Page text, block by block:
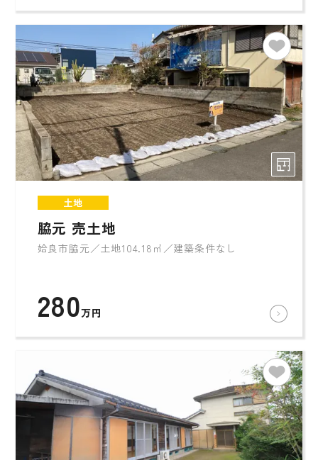
土地
脇元 売土地
姶良市脇元／土地104.18㎡／建築条件なし
280万円